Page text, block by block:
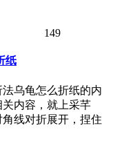
149
纸
乌龟怎么折纸的内
内容，就上采芊
线对折展开，捏住